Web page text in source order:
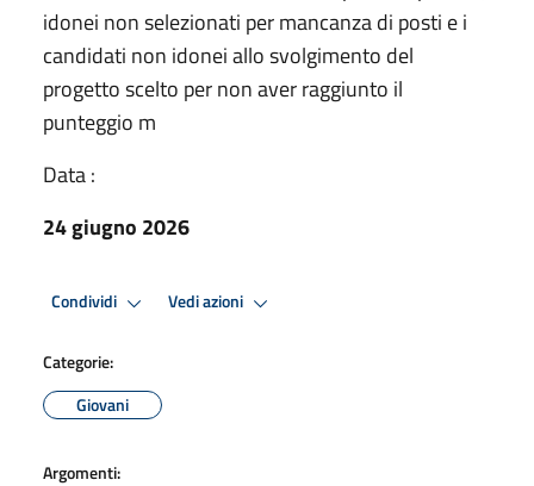
idonei non selezionati per mancanza di posti e i
candidati non idonei allo svolgimento del
progetto scelto per non aver raggiunto il
punteggio m
Data :
24 giugno 2026
Condividi Vedi azioni
Categorie:
Giovani
Argomenti: